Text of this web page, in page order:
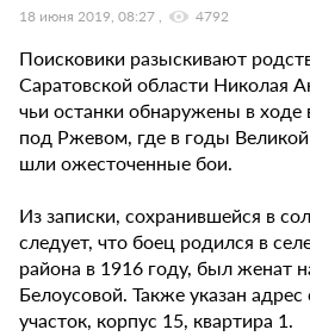
18 июня 2019, 08:27 4792
Поисковики разыскивают
Саратовской области Николая
чьи останки обнаружены в ходе
под Ржевом, где в годы
шли ожесточенные бои.
Из записки, сохранившейся в
следует, что боец родился в
района в 1916 году, был женат
Белоусовой. Также указан
участок, корпус 15, квартира 1.